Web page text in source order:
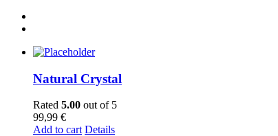
Natural Crystal
Rated 5.00 out of 5
99,99 €
Add to cart Details